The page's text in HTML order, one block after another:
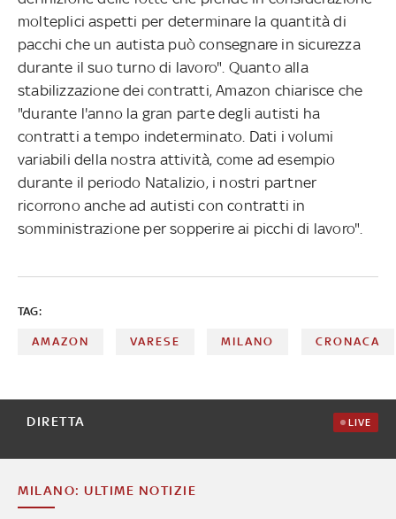
molteplici aspetti per determinare la quantità di
pacchi che un autista può consegnare in sicurezza
durante il suo turno di lavoro". Quanto alla
stabilizzazione dei contratti, Amazon chiarisce che
"durante l'anno la gran parte degli autisti ha
contratti a tempo indeterminato. Dati i volumi
variabili della nostra attività, come ad esempio
durante il periodo Natalizio, i nostri partner
ricorrono anche ad autisti con contratti in
somministrazione per sopperire ai picchi di lavoro".
TAG:
AMAZON VARESE MILANO CRONACA
DIRETTA LIVE
MILANO: ULTIME NOTIZIE